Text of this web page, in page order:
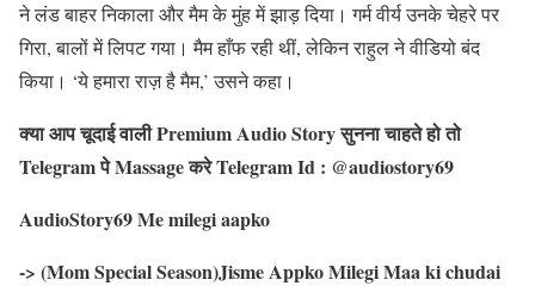
ने लंड बाहर निकाला और मैम के मुंह में झाड़ दिया। गर्म वीर्य उनके चेहरे पर
गिरा, बालों में लिपट गया। मैम हाँफ रही थीं, लेकिन राहुल ने वीडियो बंद
किया। ‘ये हमारा राज़ है मैम,’ उसने कहा।
क्या आप चूदाई वाली Premium Audio Story सुनना चाहते हो तो
Telegram पे Massage करे Telegram Id : @audiostory69
AudioStory69 Me milegi aapko
-> (Mom Special Season)Jisme Appko Milegi Maa ki chudai